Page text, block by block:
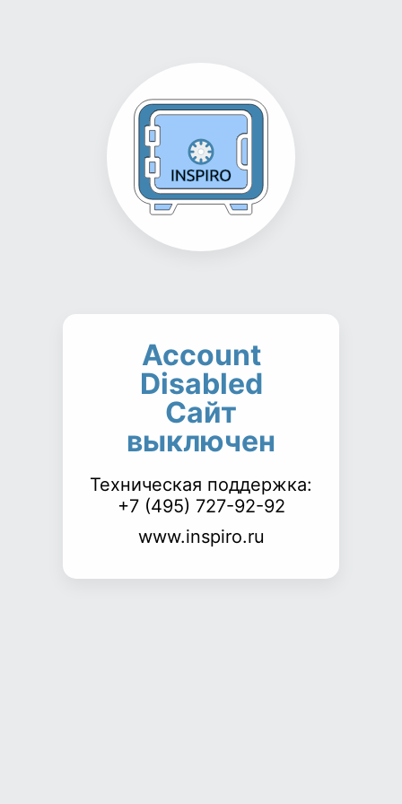
Account
Disabled
Сайт
выключен
Техническая поддержка:
+7 (495) 727-92-92
www.inspiro.ru